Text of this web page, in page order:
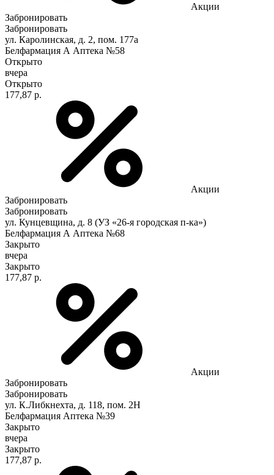
Акции
Забронировать
Забронировать
ул. Каролинская, д. 2, пом. 177а
Белфармация А Аптека №58
Открыто
вчера
Открыто
177,87 р.
Акции
Забронировать
Забронировать
ул. Кунцевщина, д. 8 (УЗ «26-я городская п-ка»)
Белфармация А Аптека №68
Закрыто
вчера
Закрыто
177,87 р.
Акции
Забронировать
Забронировать
ул. К.Либкнехта, д. 118, пом. 2Н
Белфармация Аптека №39
Закрыто
вчера
Закрыто
177,87 р.